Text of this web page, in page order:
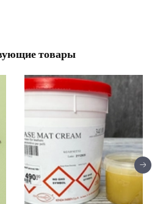
товары